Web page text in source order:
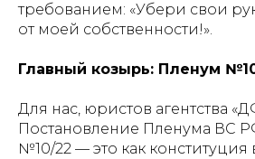
требованием: «Убери свои
от моей собственности!».
Главный козырь: Пленум
Для нас, юристов агентства
Постановление Пленума ВС
№10/22 — это как конституция